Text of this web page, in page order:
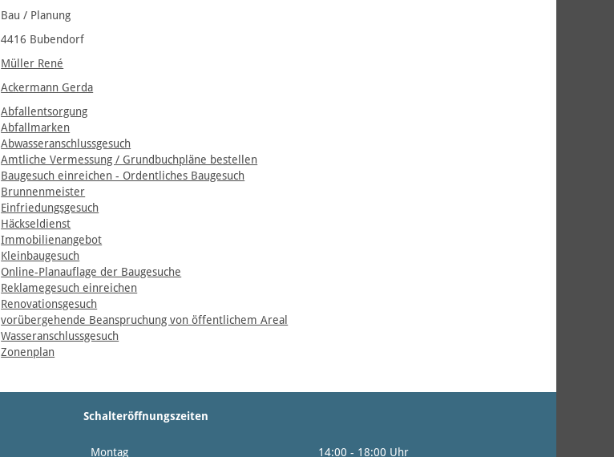
Bau / Planung
4416 Bubendorf
Müller René
Ackermann Gerda
Abfallentsorgung
Abfallmarken
Abwasseranschlussgesuch
Amtliche Vermessung / Grundbuchpläne bestellen
Baugesuch einreichen - Ordentliches Baugesuch
Brunnenmeister
Einfriedungsgesuch
Häckseldienst
Immobilienangebot
Kleinbaugesuch
Online-Planauflage der Baugesuche
Reklamegesuch einreichen
Renovationsgesuch
vorübergehende Beanspruchung von öffentlichem Areal
Wasseranschlussgesuch
Zonenplan
Schalteröffnungszeiten
Montag 14:00 - 18:00 Uhr